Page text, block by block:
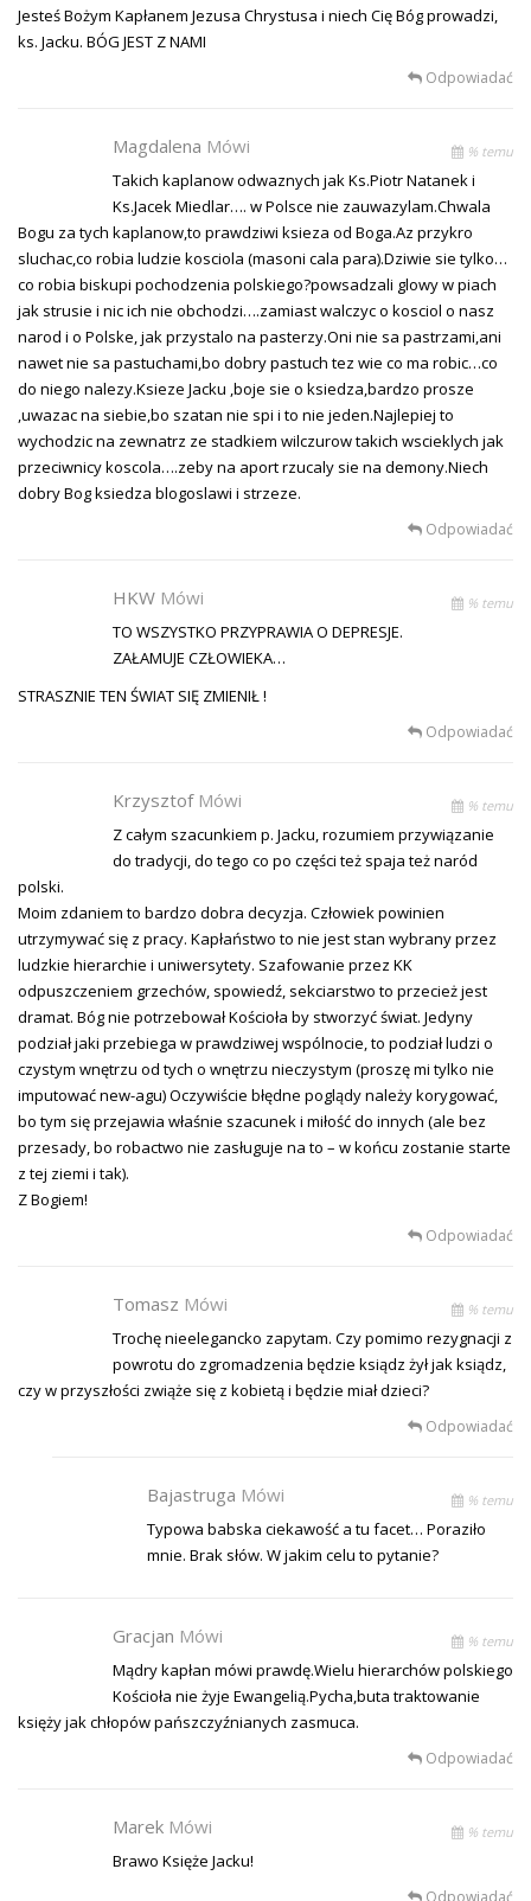
Jesteś Bożym Kapłanem Jezusa Chrystusa i niech Cię Bóg prowadzi,
ks. Jacku. BÓG JEST Z NAMI
Odpowiadać
Magdalena Mówi % temu
Takich kaplanow odwaznych jak Ks.Piotr Natanek i
Ks.Jacek Miedlar…. w Polsce nie zauwazylam.Chwala
Bogu za tych kaplanow,to prawdziwi ksieza od Boga.Az przykro
sluchac,co robia ludzie kosciola (masoni cala para).Dziwie sie tylko…
co robia biskupi pochodzenia polskiego?powsadzali glowy w piach
jak strusie i nic ich nie obchodzi….zamiast walczyc o kosciol o nasz
narod i o Polske, jak przystalo na pasterzy.Oni nie sa pastrzami,ani
nawet nie sa pastuchami,bo dobry pastuch tez wie co ma robic…co
do niego nalezy.Ksieze Jacku ,boje sie o ksiedza,bardzo prosze
,uwazac na siebie,bo szatan nie spi i to nie jeden.Najlepiej to
wychodzic na zewnatrz ze stadkiem wilczurow takich wscieklych jak
przeciwnicy koscola….zeby na aport rzucaly sie na demony.Niech
dobry Bog ksiedza blogoslawi i strzeze.
Odpowiadać
HKW Mówi % temu
TO WSZYSTKO PRZYPRAWIA O DEPRESJE.
ZAŁAMUJE CZŁOWIEKA…
STRASZNIE TEN ŚWIAT SIĘ ZMIENIŁ !
Odpowiadać
Krzysztof Mówi % temu
Z całym szacunkiem p. Jacku, rozumiem przywiązanie
do tradycji, do tego co po części też spaja też naród
polski.
Moim zdaniem to bardzo dobra decyzja. Człowiek powinien
utrzymywać się z pracy. Kapłaństwo to nie jest stan wybrany przez
ludzkie hierarchie i uniwersytety. Szafowanie przez KK
odpuszczeniem grzechów, spowiedź, sekciarstwo to przecież jest
dramat. Bóg nie potrzebował Kościoła by stworzyć świat. Jedyny
podział jaki przebiega w prawdziwej wspólnocie, to podział ludzi o
czystym wnętrzu od tych o wnętrzu nieczystym (proszę mi tylko nie
imputować new-agu) Oczywiście błędne poglądy należy korygować,
bo tym się przejawia właśnie szacunek i miłość do innych (ale bez
przesady, bo robactwo nie zasługuje na to – w końcu zostanie starte
z tej ziemi i tak).
Z Bogiem!
Odpowiadać
Tomasz Mówi % temu
Trochę nieelegancko zapytam. Czy pomimo rezygnacji z
powrotu do zgromadzenia będzie ksiądz żył jak ksiądz,
czy w przyszłości zwiąże się z kobietą i będzie miał dzieci?
Odpowiadać
Bajastruga Mówi % temu
Typowa babska ciekawość a tu facet… Poraziło
mnie. Brak słów. W jakim celu to pytanie?
Gracjan Mówi % temu
Mądry kapłan mówi prawdę.Wielu hierarchów polskiego
Kościoła nie żyje Ewangelią.Pycha,buta traktowanie
księży jak chłopów pańszczyźnianych zasmuca.
Odpowiadać
Marek Mówi % temu
Brawo Księże Jacku!
Odpowiadać